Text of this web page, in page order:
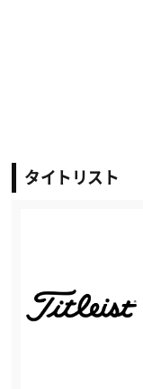
タイトリスト